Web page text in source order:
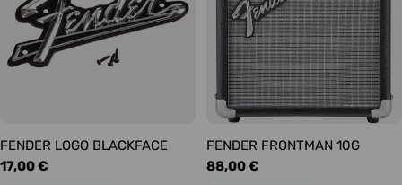
FENDER LOGO BLACKFACE
Precio
17,00 €
FENDER FRONTMAN 10G
Precio
88,00 €